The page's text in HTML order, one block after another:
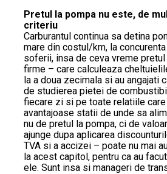
Pretul la pompa nu este, de
criteriu
Carburantul continua sa detina
mare din costul/km, la
soferii, insa de ceva vreme
firme – care calculeaza
la a doua zecimala si au angajati
de studierea pietei de
fiecare zi si pe toate relatiile
avantajoase statii de unde sa
nu de pretul la pompa, ci de
ajunge dupa aplicarea
TVA si a accizei – poate nu mai
la acest capitol, pentru ca au
ele. Sunt insa si manageri de